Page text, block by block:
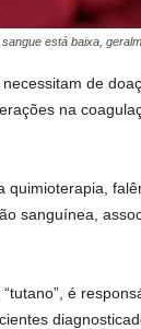
está baixa,
de
na
quimioterapia,
sanguínea,
é